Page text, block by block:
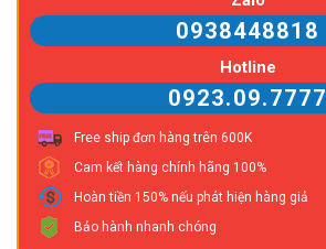
0938448818
Hotline
0923.09.7777
Free ship đơn hàng trên 600K
Cam kết hàng chính hãng 100%
Hoàn tiền 150% nếu phát hiện hàng giả
Bảo hành nhanh chóng